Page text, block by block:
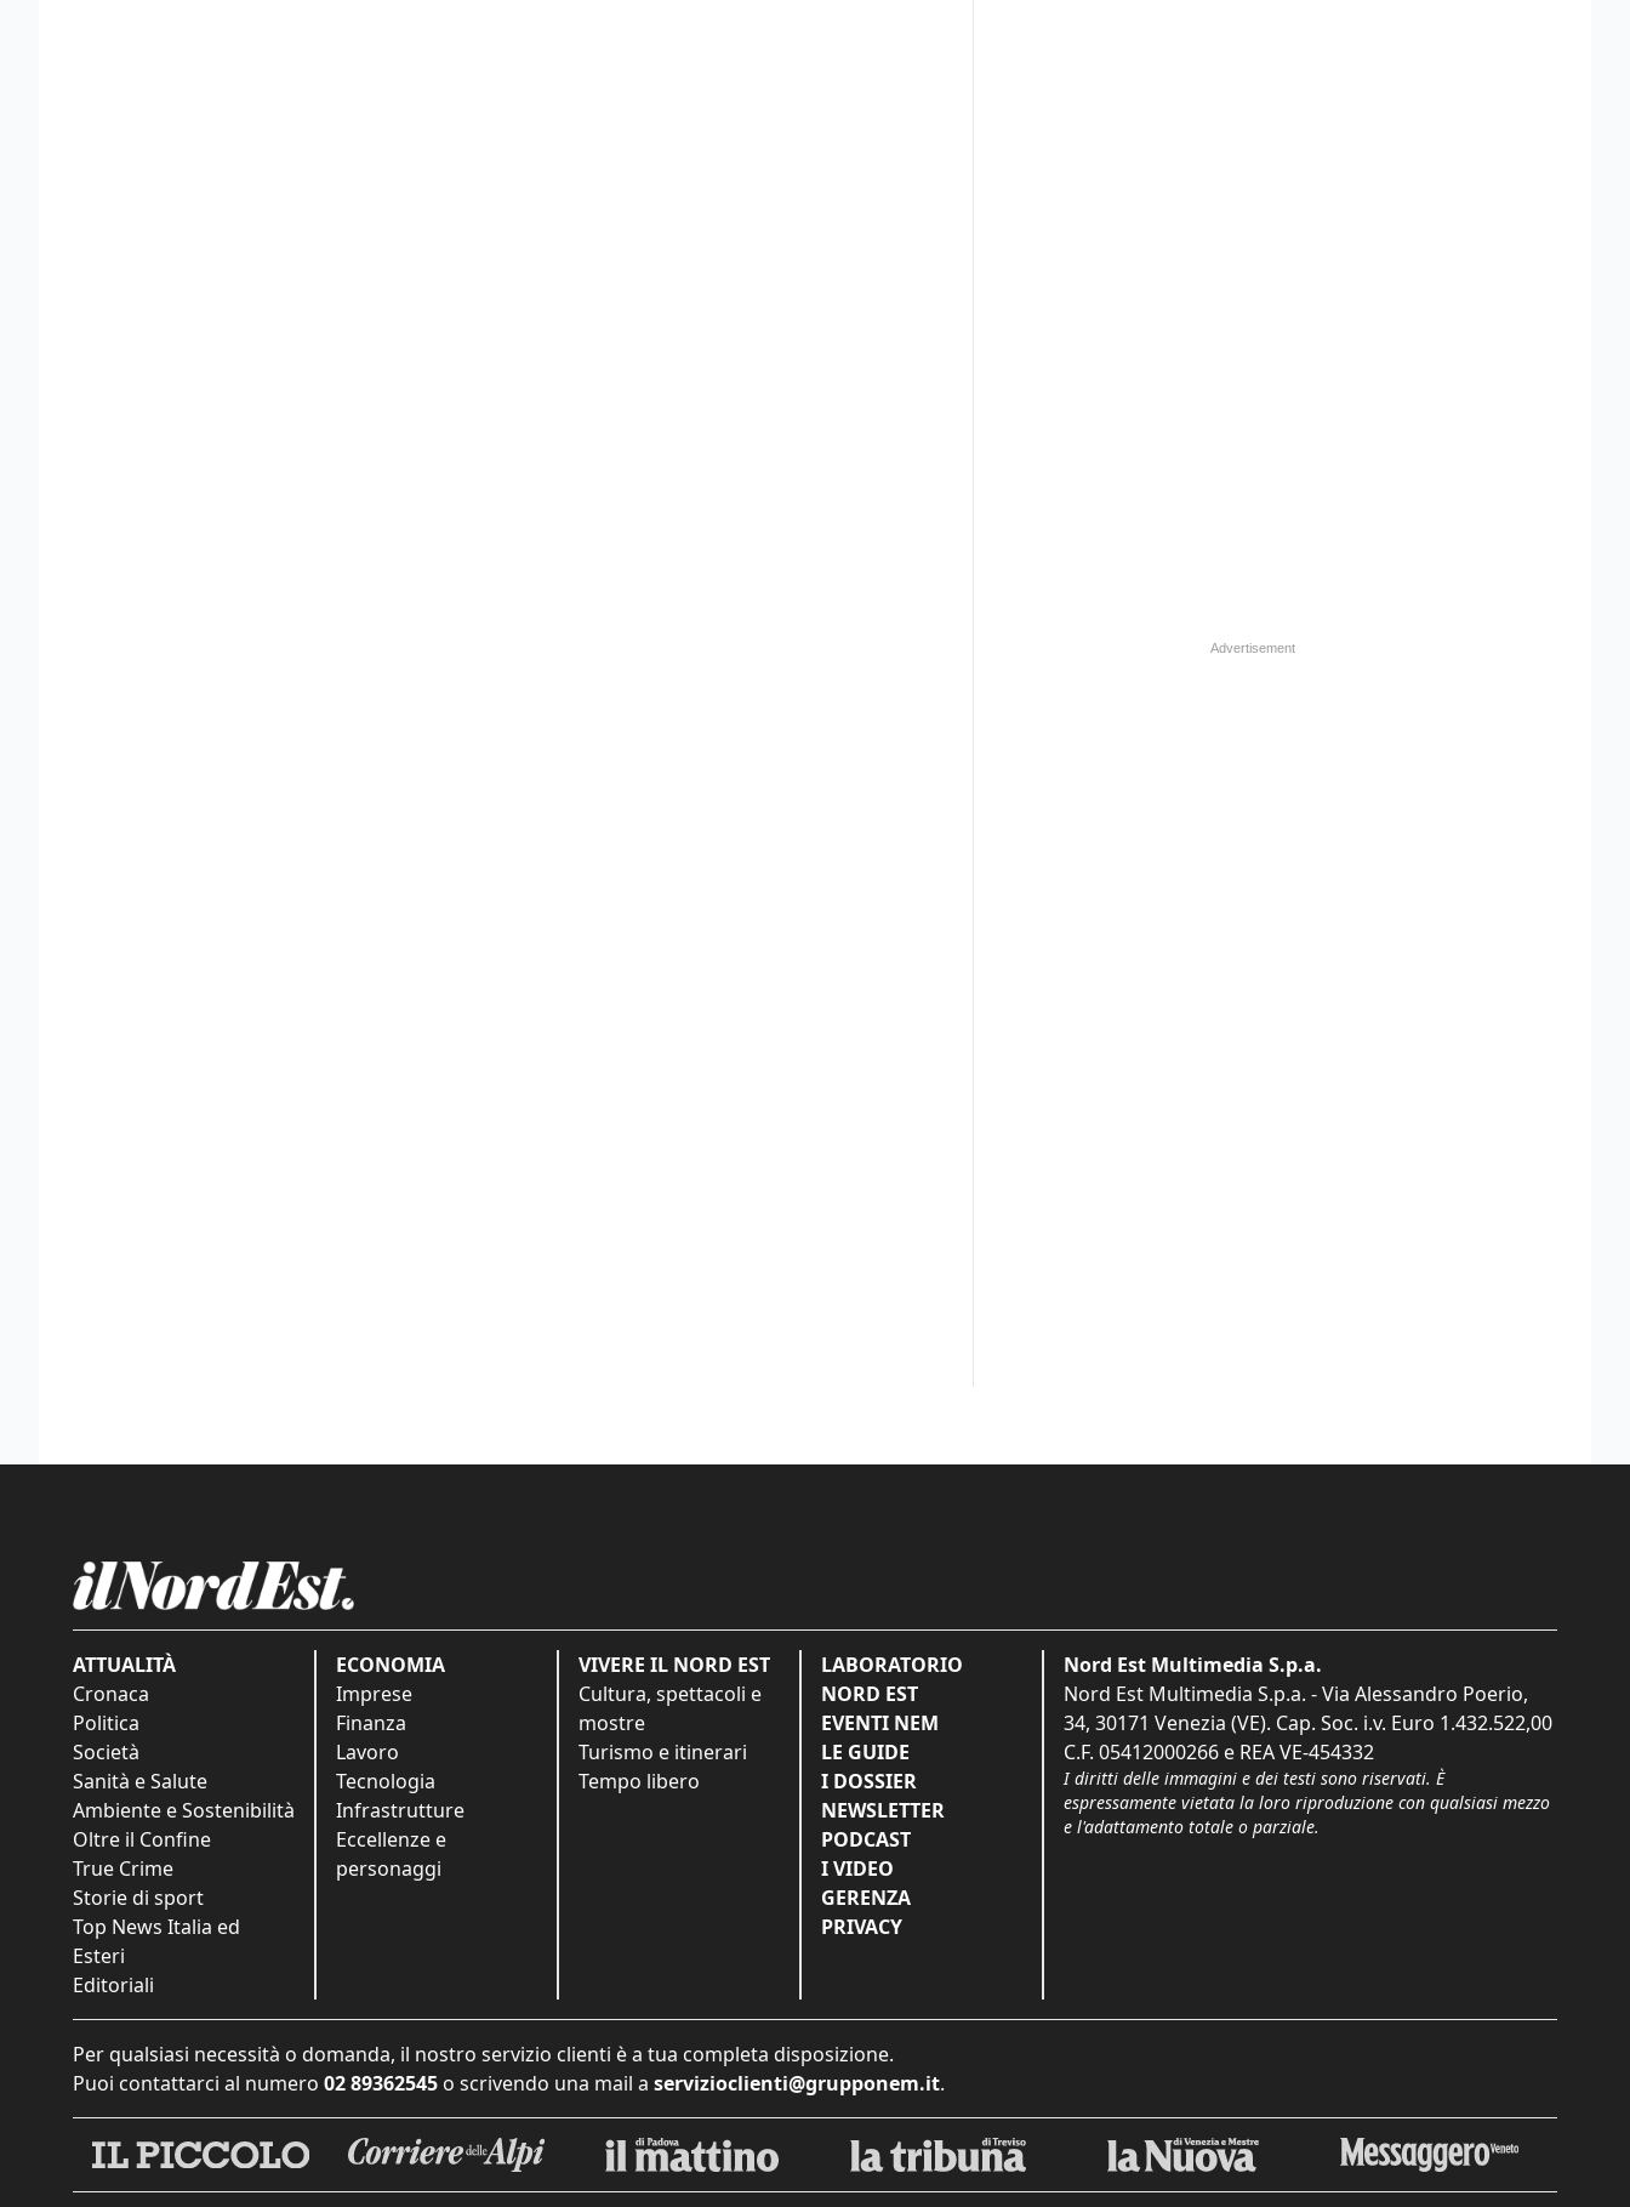
ATTUALITÀ
Cronaca
Politica
Società
Sanità e Salute
Ambiente e Sostenibilità
Oltre il Confine
True Crime
Storie di sport
Top News Italia ed
Esteri
Editoriali
ECONOMIA
Imprese
Finanza
Lavoro
Tecnologia
Infrastrutture
Eccellenze e
personaggi
VIVERE IL NORD EST
Cultura, spettacoli e
mostre
Turismo e itinerari
Tempo libero
LABORATORIO
NORD EST
EVENTI NEM
LE GUIDE
I DOSSIER
NEWSLETTER
PODCAST
I VIDEO
GERENZA
PRIVACY
Nord Est Multimedia S.p.a.
Nord Est Multimedia S.p.a. - Via Alessandro Poerio,
34, 30171 Venezia (VE). Cap. Soc. i.v. Euro 1.432.522,00
C.F. 05412000266 e REA VE-454332
I diritti delle immagini e dei testi sono riservati. È
espressamente vietata la loro riproduzione con qualsiasi mezzo
e l'adattamento totale o parziale.
Per qualsiasi necessità o domanda, il nostro servizio clienti è a tua completa disposizione.
Puoi contattarci al numero 02 89362545 o scrivendo una mail a servizioclienti@grupponem.it.